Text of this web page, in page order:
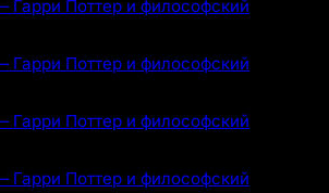
Поттер и философский
Поттер и философский
Поттер и философский
Поттер и философский